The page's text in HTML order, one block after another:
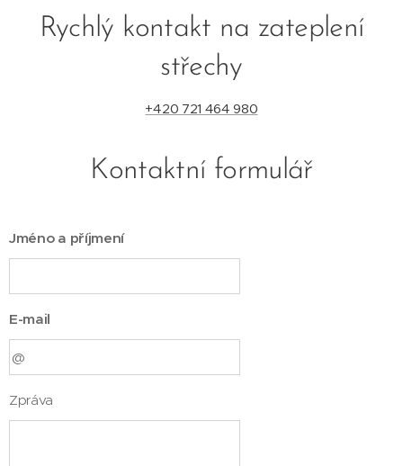
Rychlý kontakt na zateplení
střechy
+420 721 464 980
Kontaktní formulář
Jméno a příjmení
E-mail
Zpráva